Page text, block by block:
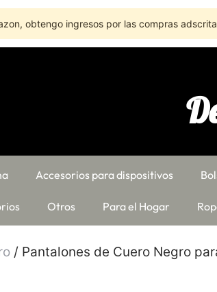
obtengo ingresos por las compras
Accesorios para dispositivos
Otros Para el Hogar
/ Pantalones de Cuero Negro